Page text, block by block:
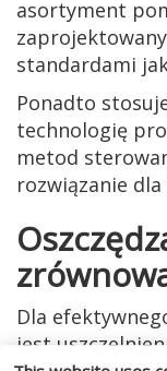
asortyment
standardami
Ponadto
technologię
metod
rozwiązanie
Dla
jest